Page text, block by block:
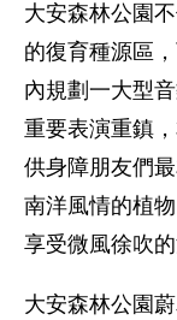
大安森林公園
的復育種源區
內規劃一大型
重要表演重鎮
供身障朋友們
南洋風情的植
享受微風徐吹的
大安森林公園